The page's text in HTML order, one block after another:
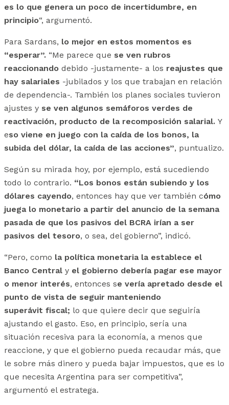
es lo que genera un poco de incertidumbre, en
principio“, argumentó.
Para Sardans, lo mejor en estos momentos es
“esperar”. “Me parece que se ven rubros
reaccionando debido -justamente- a los reajustes que
hay salariales -jubilados y los que trabajan en relación
de dependencia-. También los planes sociales tuvieron
ajustes y se ven algunos semáforos verdes de
reactivación, producto de la recomposición salarial. Y
eso viene en juego con la caída de los bonos, la
subida del dólar, la caída de las acciones”, puntualizo.
Según su mirada hoy, por ejemplo, está sucediendo
todo lo contrario. “Los bonos están subiendo y los
dólares cayendo, entonces hay que ver también cómo
juega lo monetario a partir del anuncio de la semana
pasada de que los pasivos del BCRA irían a ser
pasivos del tesoro, o sea, del gobierno”, indicó.
“Pero, como la política monetaria la establece el
Banco Central y el gobierno debería pagar ese mayor
o menor interés, entonces se vería apretado desde el
punto de vista de seguir manteniendo
superávit fiscal; lo que quiere decir que seguiría
ajustando el gasto. Eso, en principio, sería una
situación recesiva para la economía, a menos que
reaccione, y que el gobierno pueda recaudar más, que
le sobre más dinero y pueda bajar impuestos, que es lo
que necesita Argentina para ser competitiva”,
argumentó el estratega.